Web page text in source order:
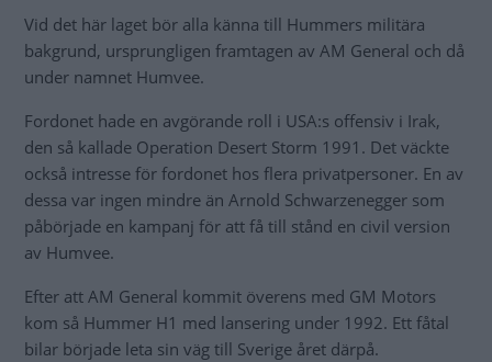
Vid det här laget bör alla känna till Hummers militära
bakgrund, ursprungligen framtagen av AM General och då
under namnet Humvee.
Fordonet hade en avgörande roll i USA:s offensiv i Irak,
den så kallade Operation Desert Storm 1991. Det väckte
också intresse för fordonet hos flera privatpersoner. En av
dessa var ingen mindre än Arnold Schwarzenegger som
påbörjade en kampanj för att få till stånd en civil version
av Humvee.
Efter att AM General kommit överens med GM Motors
kom så Hummer H1 med lansering under 1992. Ett fåtal
bilar började leta sin väg till Sverige året därpå.